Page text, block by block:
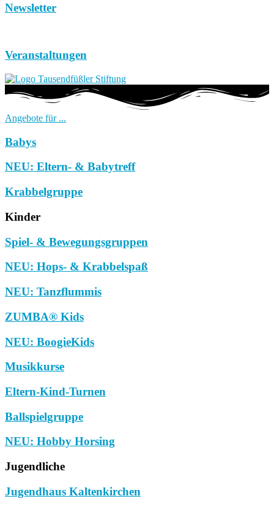
Newsletter
Veranstaltungen
Angebote für ...
Babys
NEU: Eltern- & Babytreff
Krabbelgruppe
Kinder
Spiel- & Bewegungsgruppen
NEU: Hops- & Krabbelspaß
NEU: Tanzflummis
ZUMBA® Kids
NEU: BoogieKids
Musikkurse
Eltern-Kind-Turnen
Ballspielgruppe
NEU: Hobby Horsing
Jugendliche
Jugendhaus Kaltenkirchen